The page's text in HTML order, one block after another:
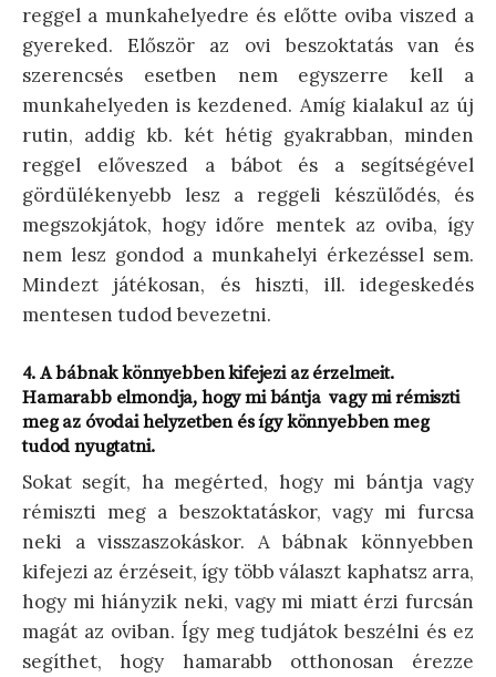
reggel a munkahelyedre és előtte oviba viszed a
gyereked. Először az ovi beszoktatás van és
szerencsés esetben nem egyszerre kell a
munkahelyeden is kezdened. Amíg kialakul az új
rutin, addig kb. két hétig gyakrabban, minden
reggel előveszed a bábot és a segítségével
gördülékenyebb lesz a reggeli készülődés, és
megszokjátok, hogy időre mentek az oviba, így
nem lesz gondod a munkahelyi érkezéssel sem.
Mindezt játékosan, és hiszti, ill. idegeskedés
mentesen tudod bevezetni.
4. A bábnak könnyebben kifejezi az érzelmeit.
Hamarabb elmondja, hogy mi bántja vagy mi rémiszti
meg az óvodai helyzetben és így könnyebben meg
tudod nyugtatni.
Sokat segít, ha megérted, hogy mi bántja vagy
rémiszti meg a beszoktatáskor, vagy mi furcsa
neki a visszaszokáskor. A bábnak könnyebben
kifejezi az érzéseit, így több választ kaphatsz arra,
hogy mi hiányzik neki, vagy mi miatt érzi furcsán
magát az oviban. Így meg tudjátok beszélni és ez
segíthet, hogy hamarabb otthonosan érezze